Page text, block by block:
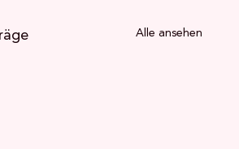
Alle ansehen